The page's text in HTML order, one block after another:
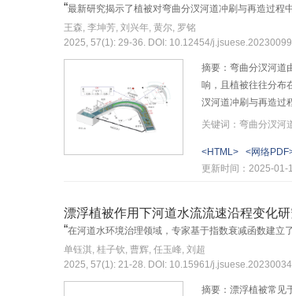
“最新研究揭示了植被对弯曲分汊河道冲刷与再造过程
王森, 李坤芳, 刘兴年, 黄尔, 罗铭
2025, 57(1): 29-36. DOI: 10.12454/
摘要：弯曲分汊河道
响，且植被往往分布
汊河道冲刷与再造过
设较为敏感，但植被
增加幅度。研究成果
关键词：弯曲分汊河
<HTML> <网络
更新时间：2025-01-
漂浮植被作用下河道水流流速沿程变化研
“在河道水环境治理领域，专家基于指数衰减函数建立
单钰淇, 桂子钦, 曹辉, 任玉峰, 刘超
2025, 57(1): 21-28. DOI: 10.15961/
摘要：漂浮植被常见